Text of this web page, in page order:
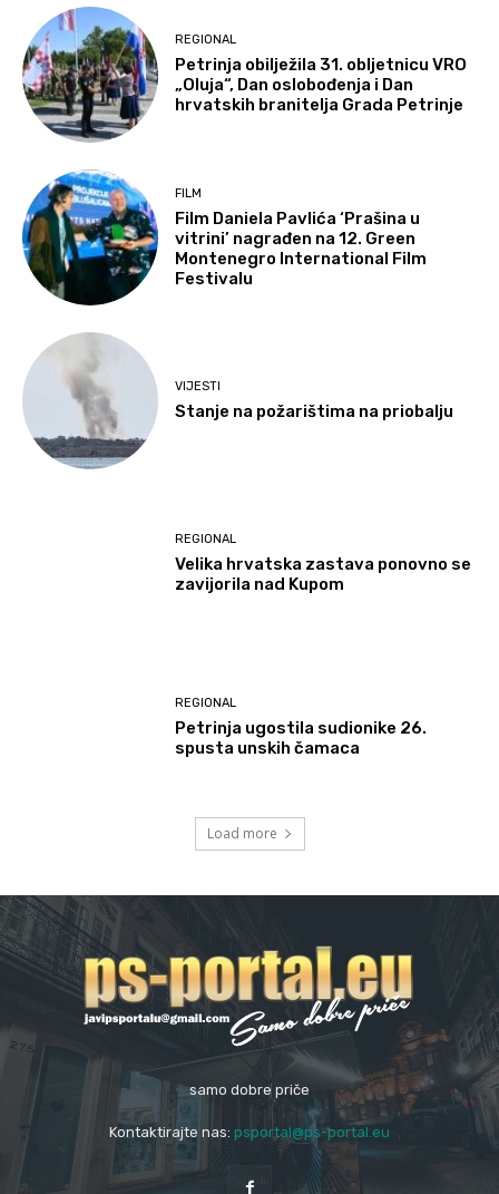
REGIONAL
Petrinja obilježila 31. obljetnicu VRO
„Oluja“, Dan oslobođenja i Dan
hrvatskih branitelja Grada Petrinje
FILM
Film Daniela Pavlića ‘Prašina u
vitrini’ nagrađen na 12. Green
Montenegro International Film
Festivalu
VIJESTI
Stanje na požarištima na priobalju
REGIONAL
Velika hrvatska zastava ponovno se
zavijorila nad Kupom
REGIONAL
Petrinja ugostila sudionike 26.
spusta unskih čamaca
Load more
samo dobre priče
Kontaktirajte nas: psportal@ps-portal.eu